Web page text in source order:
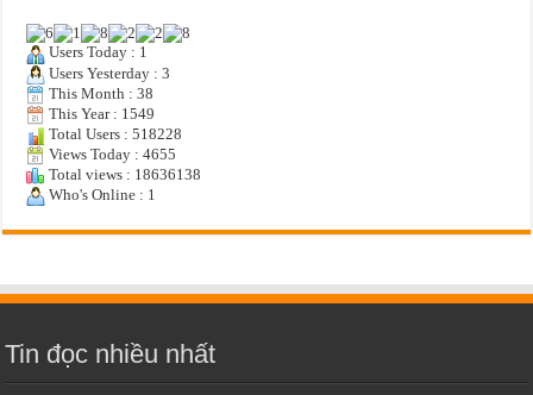
Users Today : 1
Users Yesterday : 3
This Month : 38
This Year : 1549
Total Users : 518228
Views Today : 4655
Total views : 18636138
Who's Online : 1
Tin đọc nhiều nhất